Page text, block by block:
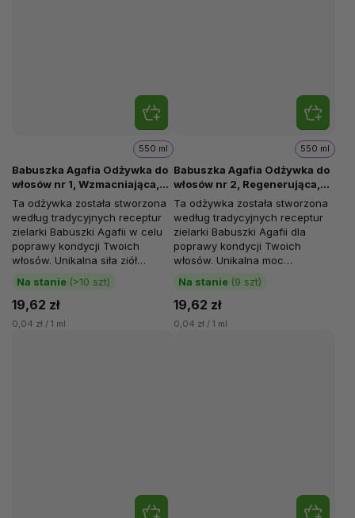
Babuszka Agafia Odżywka do
włosów nr 1, Wzmacniająca,
Cedrowy propolis, 550 ml
Na stanie (>10 szt)
550 ml
19,62 zł
0,04 zł / 1 ml
Ta odżywka została stworzona
według tradycyjnych receptur
zielarki Babuszki Agafii w celu
poprawy kondycji Twoich
włosów. Unikalna siła ziół
zawartych w składzie...
Babuszka Agafia Odżywka do
włosów nr 2, Regenerująca,
Brzozowy propolis, 550 ml
Na stanie (9 szt)
550 ml
19,62 zł
0,04 zł / 1 ml
Ta odżywka została stworzona
według tradycyjnych receptur
zielarki Babuszki Agafii dla
poprawy kondycji Twoich
włosów. Unikalna moc
syberyjskich ziół zawartych w...